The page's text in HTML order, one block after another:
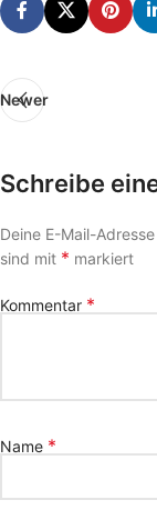
Newer
Schreibe
Deine E-Mail-
sind mit * markiert
Kommentar *
Name *